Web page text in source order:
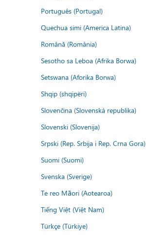
Português (Portugal)
Quechua simi (America Latina)
Română (România)
Sesotho sa Leboa (Afrika Borwa)
Setswana (Aforika Borwa)
Shqip (shqipëri)
Slovenčina (Slovenská republika)
Slovenski (Slovenija)
Srpski (Rep. Srbija i Rep. Crna Gora)
Suomi (Suomi)
Svenska (Sverige)
Te reo Māori (Aotearoa)
Tiếng Việt (Việt Nam)
Türkçe (Türkiye)